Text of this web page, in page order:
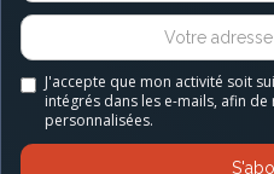
J'accepte que mon activité soit
intégrés dans les e-mails, afin
personnalisées.